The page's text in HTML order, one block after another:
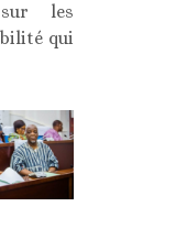
sur les
qui